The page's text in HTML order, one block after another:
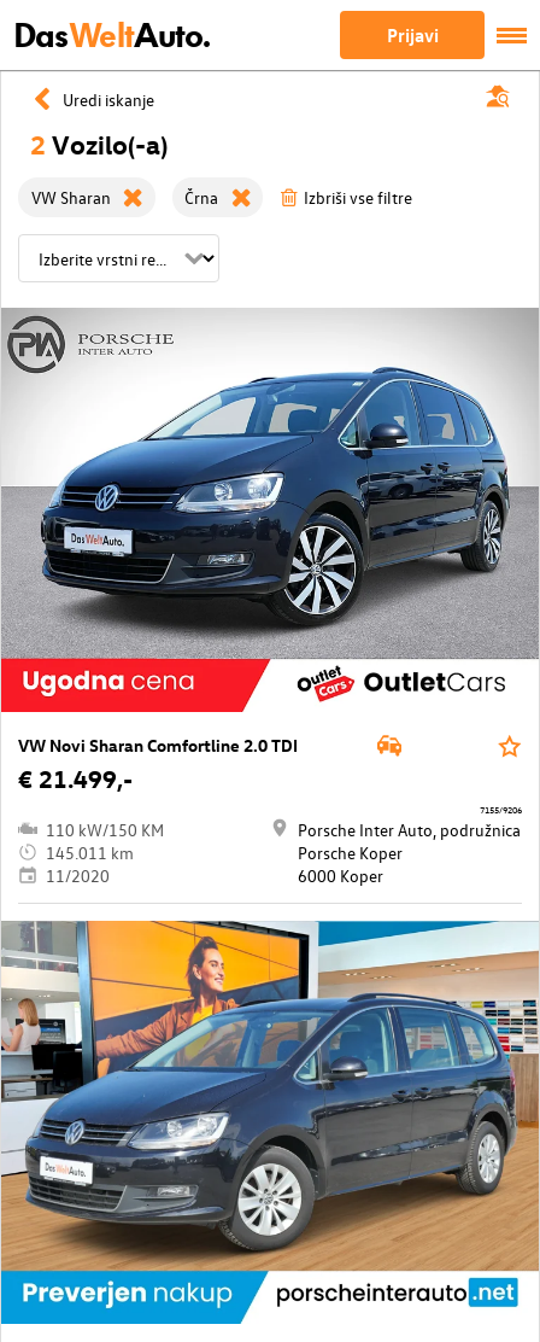
DasWeltAuto. Prijavi
Uredi iskanje
2 Vozilo(-a)
VW Sharan Črna Izbriši vse filtre
VW Novi Sharan Comfortline 2.0 TDI
€ 21.499,-
110 kW/150 KM
145.011 km
11/2020
Porsche Inter Auto, podružnica
Porsche Koper
6000 Koper
7155/9206